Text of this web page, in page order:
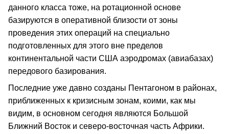
данного класса тоже, на ротационной основе
базируются в оперативной близости от зоны
проведения этих операций на специально
подготовленных для этого вне пределов
континентальной части США аэродромах (авиабазах)
передового базирования.
Последние уже давно созданы Пентагоном в районах,
приближенных к кризисным зонам, коими, как мы
видим, в основном сегодня являются Большой
Ближний Восток и северо-восточная часть Африки.